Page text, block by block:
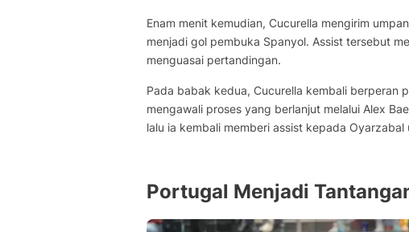
Enam menit kemudian, Cucurella mengirim
menjadi gol pembuka Spanyol. Assist tersebut
menguasai pertandingan.
Pada babak kedua, Cucurella kembali berperan
mengawali proses yang berlanjut melalui Alex
lalu ia kembali memberi assist kepada
Portugal Menjadi